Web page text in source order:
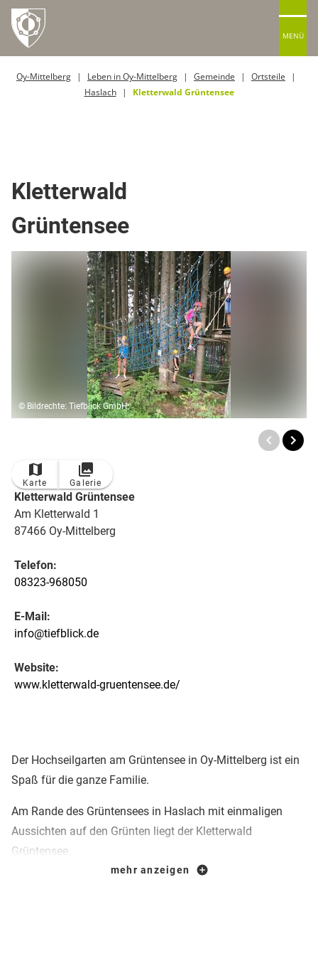
MENÜ
Oy-Mittelberg Leben in Oy-Mittelberg Gemeinde
Ortsteile
Haslach
Kletterwald Grüntensee
Kletterwald
Grüntensee
© Bildrechte: Tiefblick GmbH
Karte Galerie
Kletterwald Grüntensee
Am Kletterwald 1
87466 Oy-Mittelberg
Telefon:
08323-968050
E-Mail:
info@tiefblick.de
Website:
www.kletterwald-gruentensee.de/
Der Hochseilgarten am Grüntensee in Oy-Mittelberg ist ein
Spaß für die ganze Familie.
Am Rande des Grüntensees in Haslach mit einmaligen
Aussichten auf den Grünten liegt der Kletterwald
Grüntensee.
mehr anzeigen